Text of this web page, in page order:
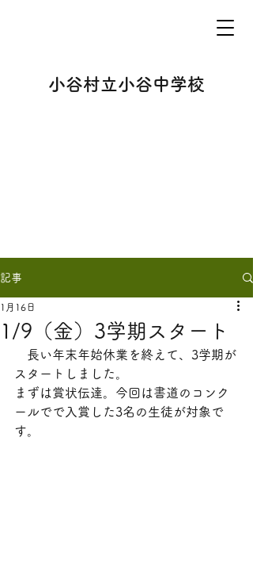
小谷村立小谷中学校
記事
1/9（金）3学期スタート
1月16日
長い年末年始休業を終えて、3学期が
スタートしました。
まずは賞状伝達。今回は書道のコンク
ールでで入賞した3名の生徒が対象で
す。